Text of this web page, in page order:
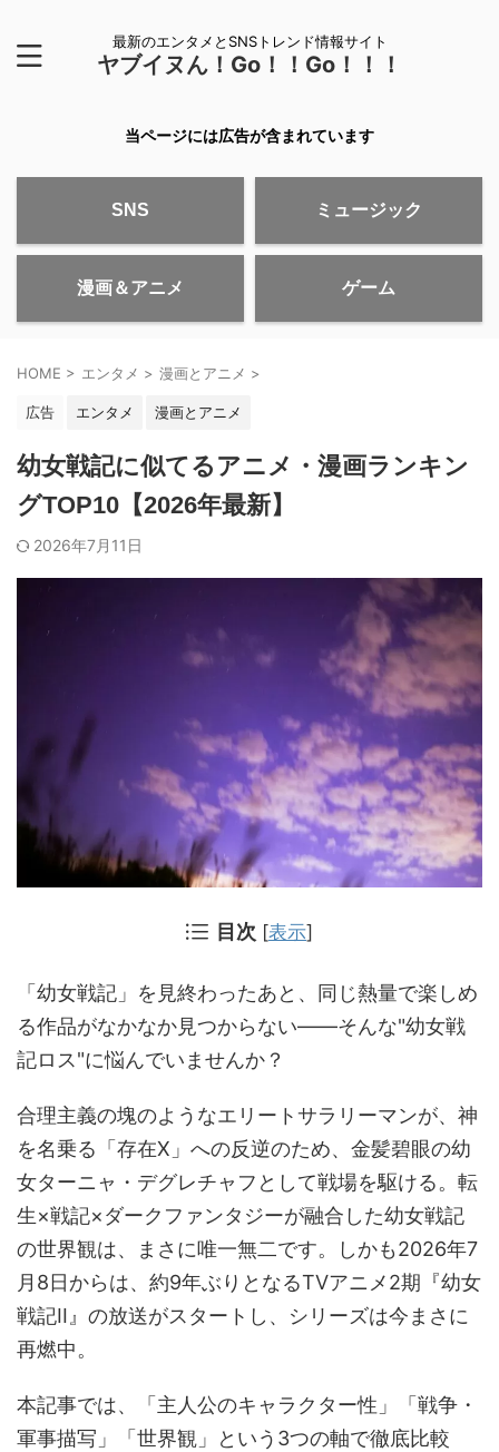
最新のエンタメとSNSトレンド情報サイト
ヤブイヌん！Go！！Go！！！
当ページには広告が含まれています
SNS ミュージック
漫画＆アニメ ゲーム
HOME > エンタメ > 漫画とアニメ >
広告 エンタメ 漫画とアニメ
幼女戦記に似てるアニメ・漫画ランキン
グTOP10【2026年最新】
2026年7月11日
目次 [表示]
「幼女戦記」を見終わったあと、同じ熱量で楽しめ
る作品がなかなか見つからない――そんな"幼女戦
記ロス"に悩んでいませんか？
合理主義の塊のようなエリートサラリーマンが、神
を名乗る「存在X」への反逆のため、金髪碧眼の幼
女ターニャ・デグレチャフとして戦場を駆ける。転
生×戦記×ダークファンタジーが融合した幼女戦記
の世界観は、まさに唯一無二です。しかも2026年7
月8日からは、約9年ぶりとなるTVアニメ2期『幼女
戦記II』の放送がスタートし、シリーズは今まさに
再燃中。
本記事では、「主人公のキャラクター性」「戦争・
軍事描写」「世界観」という3つの軸で徹底比較